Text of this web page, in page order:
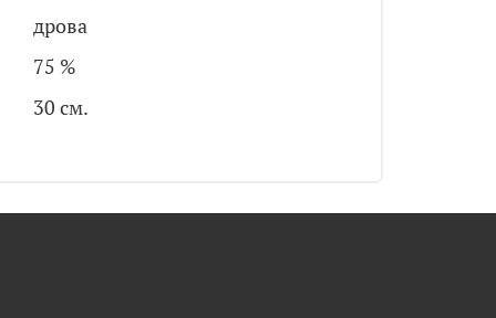
дрова
75 %
30 см.